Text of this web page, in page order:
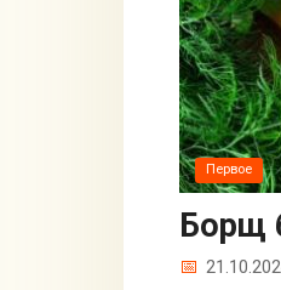
Первое
Борщ